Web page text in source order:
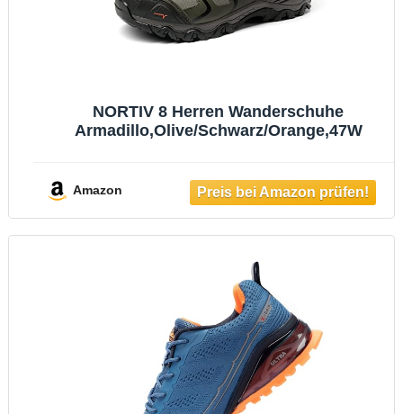
NORTIV 8 Herren Wanderschuhe
Armadillo,Olive/Schwarz/Orange,47W
Amazon